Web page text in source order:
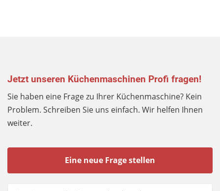
Jetzt unseren Küchenmaschinen Profi fragen!
Sie haben eine Frage zu Ihrer Küchenmaschine? Kein
Problem. Schreiben Sie uns einfach. Wir helfen Ihnen
weiter.
Eine neue Frage stellen